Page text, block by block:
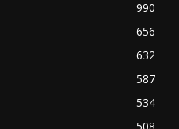
990
656
632
587
534